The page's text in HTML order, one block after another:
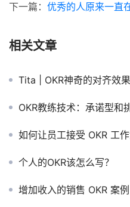
下一篇： 优秀的人原来一直
相关文章
Tita | OKR神奇的对齐效果
OKR教练技术：承诺型和
如何让员工接受 OKR 工作
个人的OKR该怎么写？
增加收入的销售 OKR 案例 – 用这